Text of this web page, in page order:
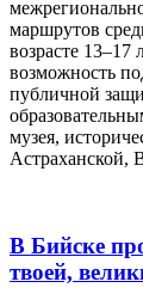
маршрутов
возрасте
возможность
публичной
музея,
Астраханской,
В Бийске
твоей,